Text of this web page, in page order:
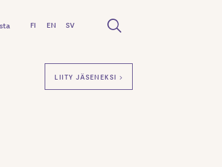
FI EN SV
LIITY JÄSENEKSI >